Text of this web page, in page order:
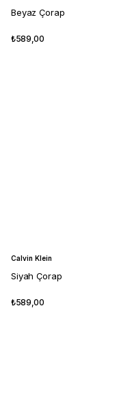
Beyaz Çorap
₺589,00
Calvin Klein
Siyah Çorap
₺589,00